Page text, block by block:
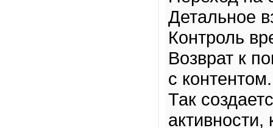
Детальное
Контроль
Возврат к
с контентом.
Так
активности,